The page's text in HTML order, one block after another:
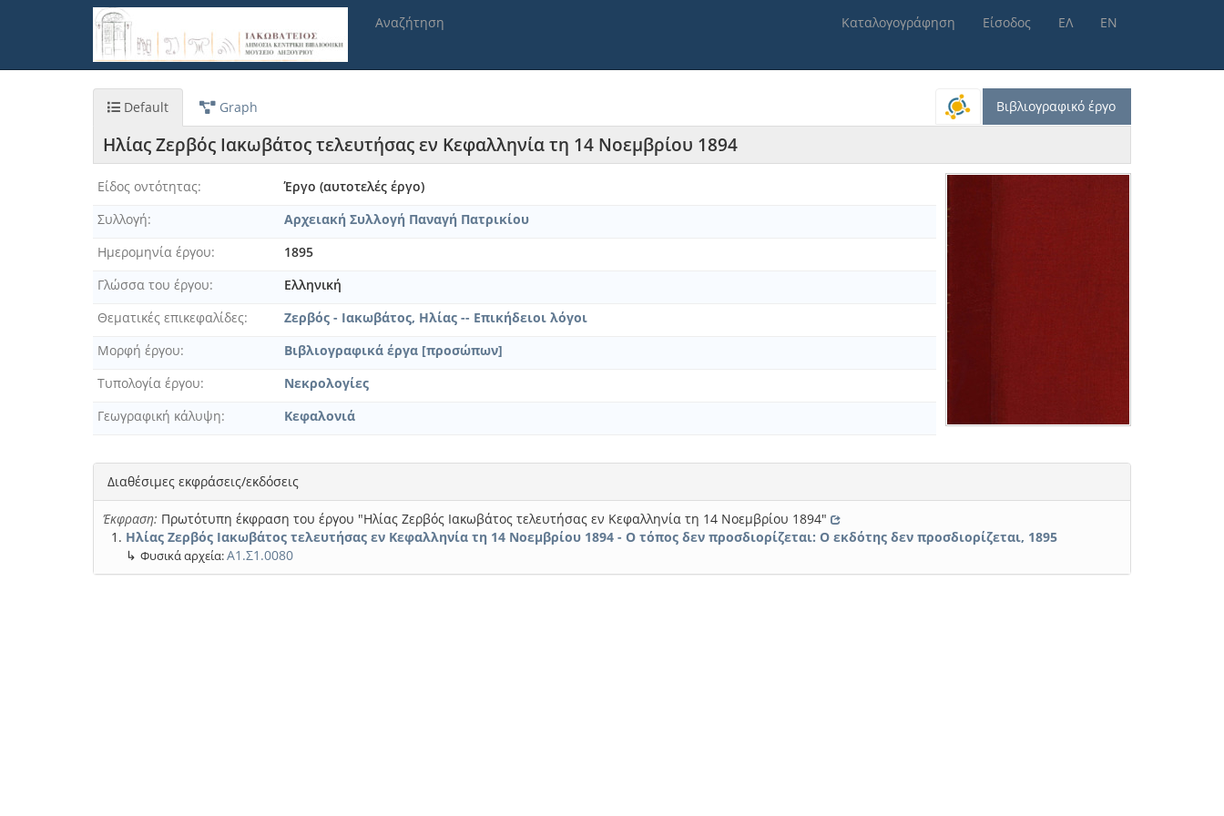
Αναζήτηση Καταλογογράφηση Είσοδος ΕΛ ΕΝ
Default Graph Βιβλιογραφικό έργο
Ηλίας Ζερβός Ιακωβάτος τελευτήσας εν Κεφαλληνία τη 14 Νοεμβρίου 1894
Είδος οντότητας
Έργο (αυτοτελές έργο)
Συλλογή
Αρχειακή Συλλογή Παναγή Πατρικίου
Ημερομηνία έργου
1895
Γλώσσα του έργου
Ελληνική
Θεματικές επικεφαλίδες
Ζερβός - Ιακωβάτος, Ηλίας -- Επικήδειοι λόγοι
Μορφή έργου
Βιβλιογραφικά έργα [προσώπων]
Τυπολογία έργου
Νεκρολογίες
Γεωγραφική κάλυψη
Κεφαλονιά
Διαθέσιμες εκφράσεις/εκδόσεις
Έκφραση: Πρωτότυπη έκφραση του έργου "Ηλίας Ζερβός Ιακωβάτος τελευτήσας εν Κεφαλληνία τη 14 Νοεμβρίου 1894"
Ηλίας Ζερβός Ιακωβάτος τελευτήσας εν Κεφαλληνία τη 14 Νοεμβρίου 1894 - Ο τόπος δεν προσδιορίζεται: Ο εκδότης δεν προσδιορίζεται, 1895
↳ Φυσικά αρχεία:Α1.Σ1.0080